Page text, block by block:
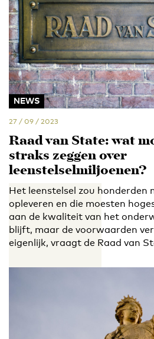
NEWS
27 / 09 / 2023
Raad van State: wat
straks zeggen over
leenstelselmiljoenen?
Het leenstelsel zou honderden
opleveren en die moesten
aan de kwaliteit van het
blijft, maar de voorwaarden
eigenlijk, vraagt de Raad van